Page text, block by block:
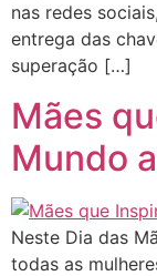
nas redes
entrega das
superação […]
Mães
Mundo
Neste Dia das
todas as